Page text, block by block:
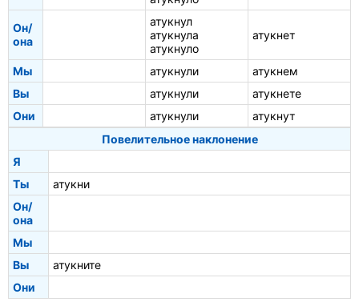
Он/
она
атукнул
атукнула
атукнуло
атукнет
Мы атукнули
атукнем
Вы
атукнули
атукнете
Они
атукнули
атукнут
Повелительное наклонение
Я
Ты
атукни
Он/
она
Мы
Вы
атукните
Они